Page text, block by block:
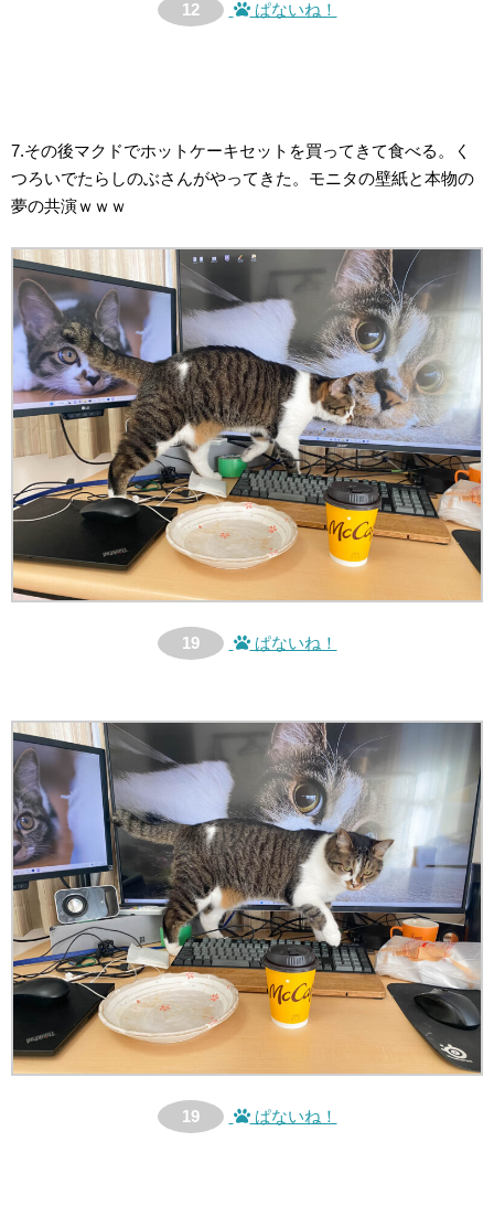
12 ぱないね！
7.その後マクドでホットケーキセットを買ってきて食べる。く
つろいでたらしのぶさんがやってきた。モニタの壁紙と本物の
夢の共演ｗｗｗ
19 ぱないね！
19 ぱないね！